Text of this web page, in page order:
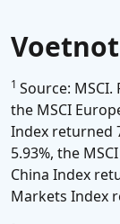
1 Source:
the MSCI
Index returned
5.93%, the
China Index
Markets Index